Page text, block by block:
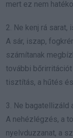
mert ez nem
2. Ne kenj rá
A sár, iszap,
számítanak
további
tisztítás, a hűtés
3. Ne bagatellizáld
A nehézlégzés, a
nyelvduzzanat, a